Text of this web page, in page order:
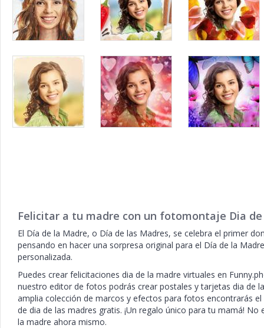
Felicitar a tu madre con un fotomontaje Dia
El Día de la Madre, o Día de las Madres, se celebra el primer
pensando en hacer una sorpresa original para el Día de la
personalizada.
Puedes crear felicitaciones dia de la madre virtuales en
nuestro editor de fotos podrás crear postales y tarjetas dia de
amplia colección de marcos y efectos para fotos encontrarás
de dia de las madres gratis. ¡Un regalo único para tu mamá!
la madre ahora mismo.